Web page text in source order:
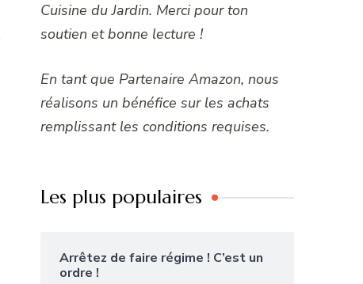
Cuisine du Jardin. Merci pour ton
soutien et bonne lecture !
En tant que Partenaire Amazon, nous
réalisons un bénéfice sur les achats
remplissant les conditions requises.
Les plus populaires
Arrêtez de faire régime ! C’est un
ordre !